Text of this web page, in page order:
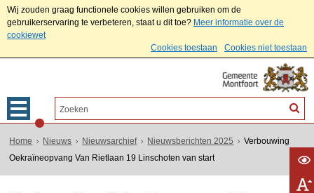
Wij zouden graag functionele cookies willen gebruiken om de
gebruikerservaring te verbeteren, staat u dit toe? Meer informatie over de
cookiewet
Cookies toestaan
Cookies niet toestaan
Home Nieuws Nieuwsarchief Nieuwsberichten 2025
Verbouwing
Oekraïneopvang Van Rietlaan 19 Linschoten van start